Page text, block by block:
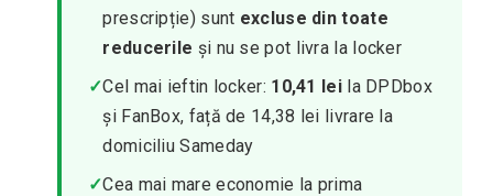
prescripție) sunt excluse din toate
reducerile și nu se pot livra la locker
✓Cel mai ieftin locker: 10,41 leila DPDbox
și FanBox, față de 14,38 lei livrare la
domiciliu Sameday
✓Cea mai mare economie la prima